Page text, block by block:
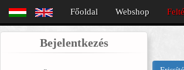
Főoldal Webshop
Bejelentkezés